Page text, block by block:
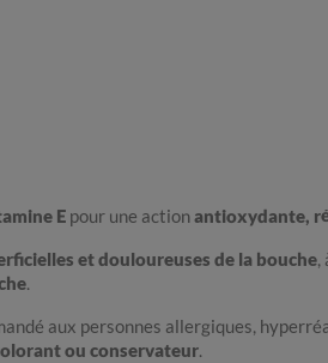
E pour une actionantioxydante,
et douloureuses de la bouche,
.
aux personnes allergiques,
ou conservateur.